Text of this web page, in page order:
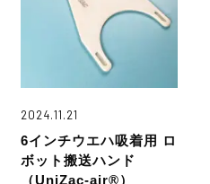
2024.11.21
6インチウエハ吸着用 ロ
ボット搬送ハンド
（UniZac-air®）